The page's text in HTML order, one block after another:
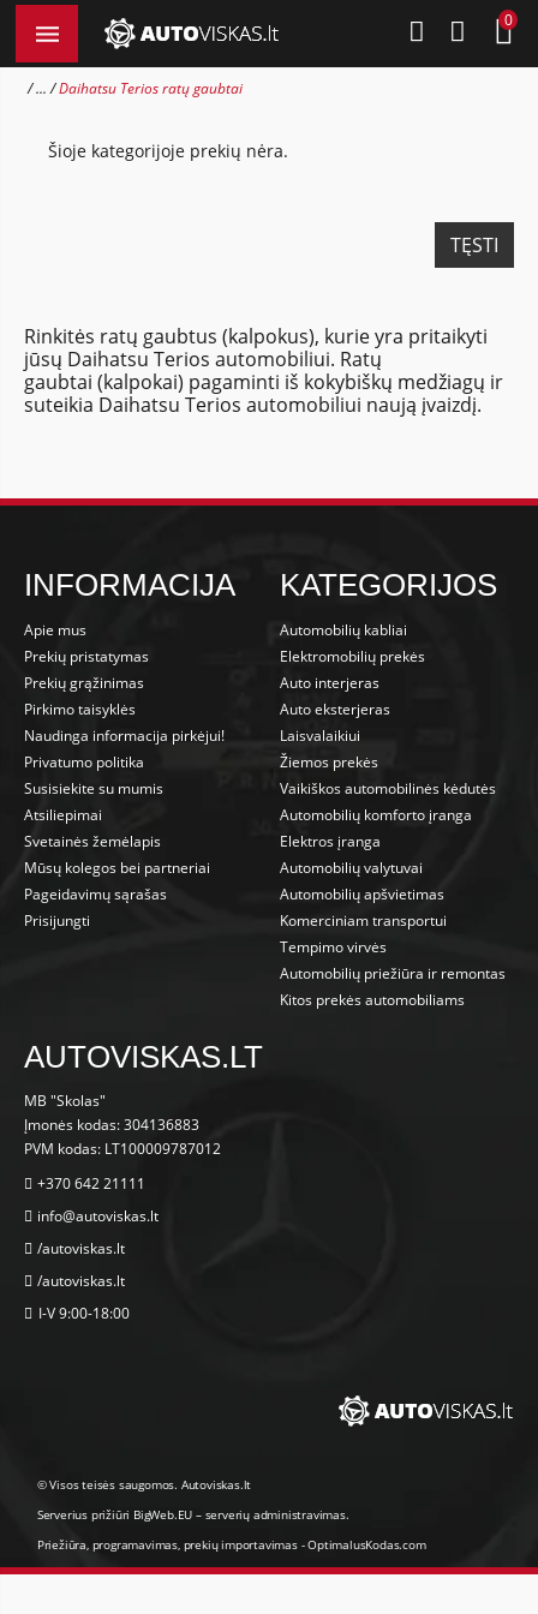
0
... Daihatsu Terios ratų gaubtai
Šioje kategorijoje prekių nėra.
TĘSTI
Rinkitės ratų gaubtus (kalpokus), kurie yra pritaikyti
jūsų Daihatsu Terios automobiliui. Ratų
gaubtai (kalpokai) pagaminti iš kokybiškų medžiagų ir
suteikia Daihatsu Terios automobiliui naują įvaizdį.
INFORMACIJA
Apie mus
Prekių pristatymas
Prekių grąžinimas
Pirkimo taisyklės
Naudinga informacija pirkėjui!
Privatumo politika
Susisiekite su mumis
Atsiliepimai
Svetainės žemėlapis
Mūsų kolegos bei partneriai
Pageidavimų sąrašas
Prisijungti
KATEGORIJOS
Automobilių kabliai
Elektromobilių prekės
Auto interjeras
Auto eksterjeras
Laisvalaikiui
Žiemos prekės
Vaikiškos automobilinės kėdutės
Automobilių komforto įranga
Elektros įranga
Automobilių valytuvai
Automobilių apšvietimas
Komerciniam transportui
Tempimo virvės
Automobilių priežiūra ir remontas
Kitos prekės automobiliams
AUTOVISKAS.LT
MB "Skolas"
Įmonės kodas: 304136883
PVM kodas: LT100009787012
+370 642 21111
info@autoviskas.lt
/autoviskas.lt
/autoviskas.lt
I-V 9:00-18:00
© Visos teisės saugomos. Autoviskas.lt
Serverius prižiūri BigWeb.EU – serverių administravimas.
Priežiūra, programavimas, prekių importavimas-OptimalusKodas.com